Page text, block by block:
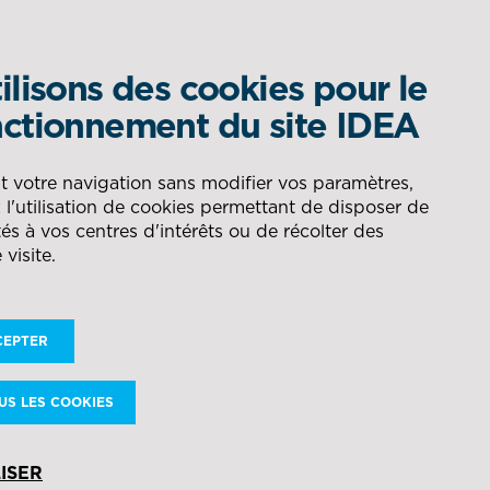
DÉLÉGATION DE
PRODUCTION
DES FLUX
AÉRONAUTIQUE
ÉNERGIE
NAVAL
QUEL EST VOTRE BESOIN ?
RECHERCHER
des cookies pour le
du site IDEA
votre navigation sans modifier vos paramètres,
l'utilisation de cookies permettant de disposer de
à vos centres d'intérêts ou de récolter des
visite.
LES COOKIES